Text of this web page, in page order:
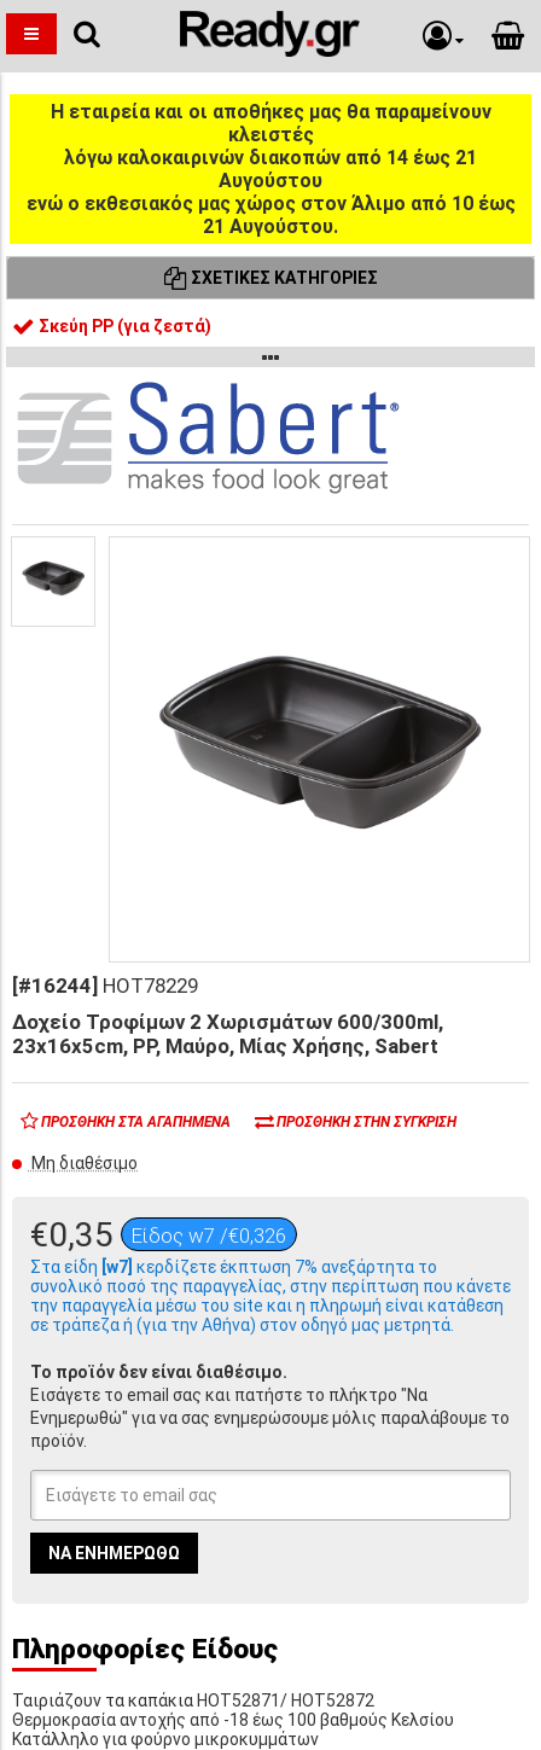
Η εταιρεία και οι αποθήκες μας θα παραμείνουν
κλειστές
λόγω καλοκαιρινών διακοπών από 14 έως 21
Αυγούστου
ενώ ο εκθεσιακός μας χώρος στον Άλιμο από 10 έως
21 Αυγούστου.
ΣΧΕΤΙΚΈΣ ΚΑΤΗΓΟΡΊΕΣ
Σκεύη PP (για ζεστά)
[#16244] HOT78229
Δοχείο Τροφίμων 2 Χωρισμάτων 600/300ml,
23x16x5cm, PP, Μαύρο, Μίας Χρήσης, Sabert
ΠΡΟΣΘΉΚΗ ΣΤΑ ΑΓΑΠΗΜΈΝΑ ΠΡΟΣΘΉΚΗ ΣΤΗΝ ΣΎΓΚΡΙΣΗ
Μη διαθέσιμο
€0,35 Είδος w7 /€0,326
Στα είδη [w7] κερδίζετε έκπτωση 7% ανεξάρτητα το
συνολικό ποσό της παραγγελίας, στην περίπτωση που κάνετε
την παραγγελία μέσω του site και η πληρωμή είναι κατάθεση
σε τράπεζα ή (για την Αθήνα) στον οδηγό μας μετρητά.
Το προϊόν δεν είναι διαθέσιμο.
Εισάγετε το email σας και πατήστε το πλήκτρο "Να
Ενημερωθώ" για να σας ενημερώσουμε μόλις παραλάβουμε το
προϊόν.
ΝΑ ΕΝΗΜΕΡΩΘΏ
Πληροφορίες Είδους
Ταιριάζουν τα καπάκια HOT52871/ HOT52872
Θερμοκρασία αντοχής από -18 έως 100 βαθμούς Κελσίου
Κατάλληλο για φούρνο μικροκυμμάτων